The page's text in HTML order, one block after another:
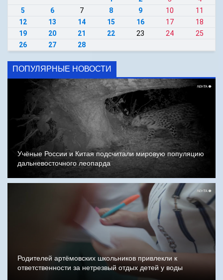
5
6 7 8 9 10
11
12
13 14 15 16 17
18
19
20 21 22 23 24
25
26
27 28
ПОПУЛЯРНЫЕ НОВОСТИ
Учёные России и Китая подсчитали мировую популяцию
дальневосточного леопарда
Родителей артёмовских школьников привлекли к
ответственности за нетрезвый отдых детей у воды